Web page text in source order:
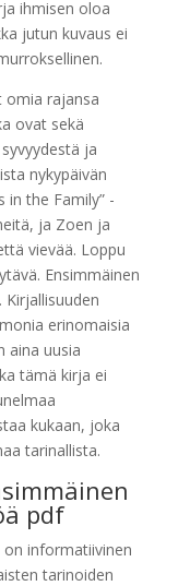
ihmisen oloa
jutun kuvaus ei
omia rajansa
ovat sekä
ja
nykypäivän
in the Family” -
ja Zoen ja
vievää. Loppu
Ensimmäinen
erinomaisia
aina uusia
tämä kirja ei
kukaan, joka
tarinallista.
pdf
on informatiivinen
tarinoiden